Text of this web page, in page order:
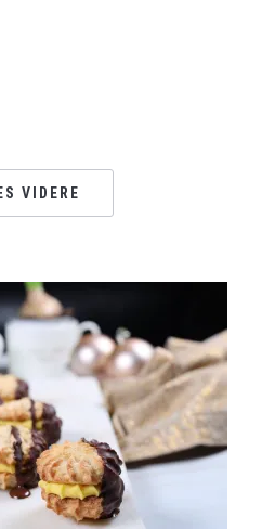
VIDERE